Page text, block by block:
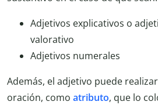
Adjetivos explicativos o
valorativo
Adjetivos numerales
Además, el adjetivo puede
oración, como atributo, que lo